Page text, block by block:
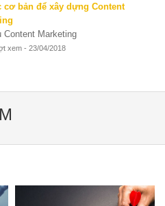
cơ bản để xây dựng Content
Content Marketing
xem - 23/04/2018